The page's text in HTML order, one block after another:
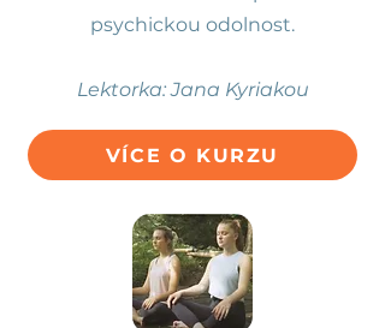
psychickou odolnost.
Lektorka: Jana Kyriakou
VÍCE O KURZU